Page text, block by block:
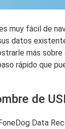
muy fácil de
datos
más
rápido que
de
Data